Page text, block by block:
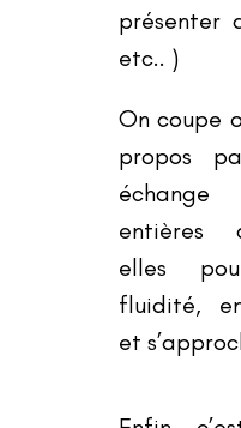
présenter
etc.. )
On coupe
propos
échange
entières
elles
fluidité,
et s’